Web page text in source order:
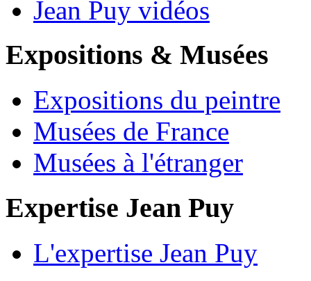
Jean Puy vidéos
Expositions & Musées
Expositions du peintre
Musées de France
Musées à l'étranger
Expertise Jean Puy
L'expertise Jean Puy